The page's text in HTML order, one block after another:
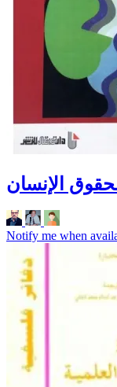
الإنسان
Notify me when